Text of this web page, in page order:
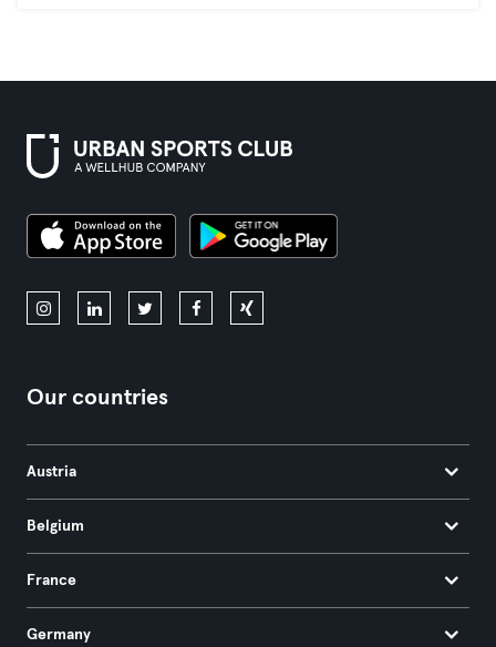
Our countries
Austria
Belgium
France
Germany